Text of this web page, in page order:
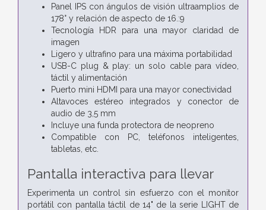
Panel IPS con ángulos de visión ultraamplios de
178° y relación de aspecto de 16.:9
Tecnología HDR para una mayor claridad de
imagen
Ligero y ultrafino para una máxima portabilidad
USB-C plug & play: un solo cable para vídeo,
táctil y alimentación
Puerto mini HDMI para una mayor conectividad
Altavoces estéreo integrados y conector de
audio de 3,5 mm
Incluye una funda protectora de neopreno
Compatible con PC, teléfonos inteligentes,
tabletas, etc.
Pantalla interactiva para llevar
Experimenta un control sin esfuerzo con el monitor
portátil con pantalla táctil de 14" de la serie LIGHT de